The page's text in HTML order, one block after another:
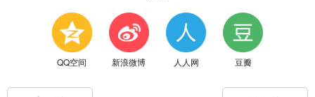
QQ空间 新浪微博 人人网 豆瓣